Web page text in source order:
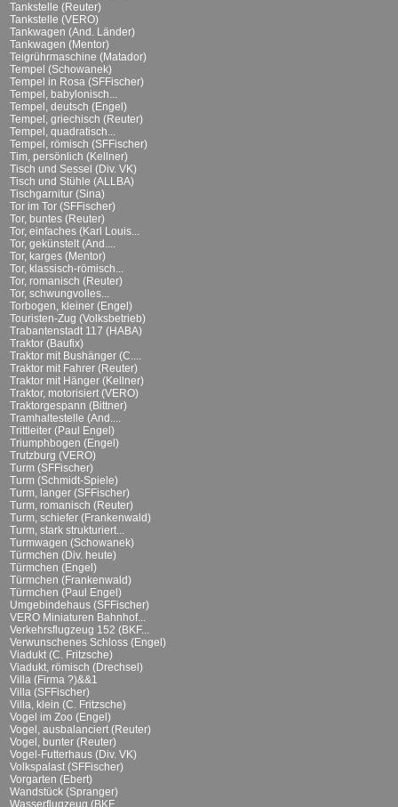
Tankstelle (Reuter)
Tankstelle (VERO)
Tankwagen (And. Länder)
Tankwagen (Mentor)
Teigrührmaschine (Matador)
Tempel (Schowanek)
Tempel in Rosa (SFFischer)
Tempel, babylonisch...
Tempel, deutsch (Engel)
Tempel, griechisch (Reuter)
Tempel, quadratisch...
Tempel, römisch (SFFischer)
Tim, persönlich (Kellner)
Tisch und Sessel (Div. VK)
Tisch und Stühle (ALLBA)
Tischgarnitur (Sina)
Tor im Tor (SFFischer)
Tor, buntes (Reuter)
Tor, einfaches (Karl Louis...
Tor, gekünstelt (And....
Tor, karges (Mentor)
Tor, klassisch-römisch...
Tor, romanisch (Reuter)
Tor, schwungvolles...
Torbogen, kleiner (Engel)
Touristen-Zug (Volksbetrieb)
Trabantenstadt 117 (HABA)
Traktor (Baufix)
Traktor mit Bushänger (C....
Traktor mit Fahrer (Reuter)
Traktor mit Hänger (Kellner)
Traktor, motorisiert (VERO)
Traktorgespann (Bittner)
Tramhaltestelle (And....
Trittleiter (Paul Engel)
Triumphbogen (Engel)
Trutzburg (VERO)
Turm (SFFischer)
Turm (Schmidt-Spiele)
Turm, langer (SFFischer)
Turm, romanisch (Reuter)
Turm, schiefer (Frankenwald)
Turm, stark strukturiert...
Turmwagen (Schowanek)
Türmchen (Div. heute)
Türmchen (Engel)
Türmchen (Frankenwald)
Türmchen (Paul Engel)
Umgebindehaus (SFFischer)
VERO Miniaturen Bahnhof...
Verkehrsflugzeug 152 (BKF...
Verwunschenes Schloss (Engel)
Viadukt (C. Fritzsche)
Viadukt, römisch (Drechsel)
Villa (Firma ?)&&1
Villa (SFFischer)
Villa, klein (C. Fritzsche)
Vogel im Zoo (Engel)
Vogel, ausbalanciert (Reuter)
Vogel, bunter (Reuter)
Vogel-Futterhaus (Div. VK)
Volkspalast (SFFischer)
Vorgarten (Ebert)
Wandstück (Spranger)
Wasserflugzeug (BKF